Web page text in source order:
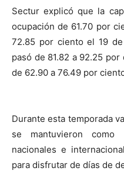
Sectur explicó que la
ocupación de 61.70 por
72.85 por ciento el 19
pasó de 81.82 a 92.25
de 62.90 a 76.49 por
Durante esta temporada
se mantuvieron
nacionales e
para disfrutar de días de